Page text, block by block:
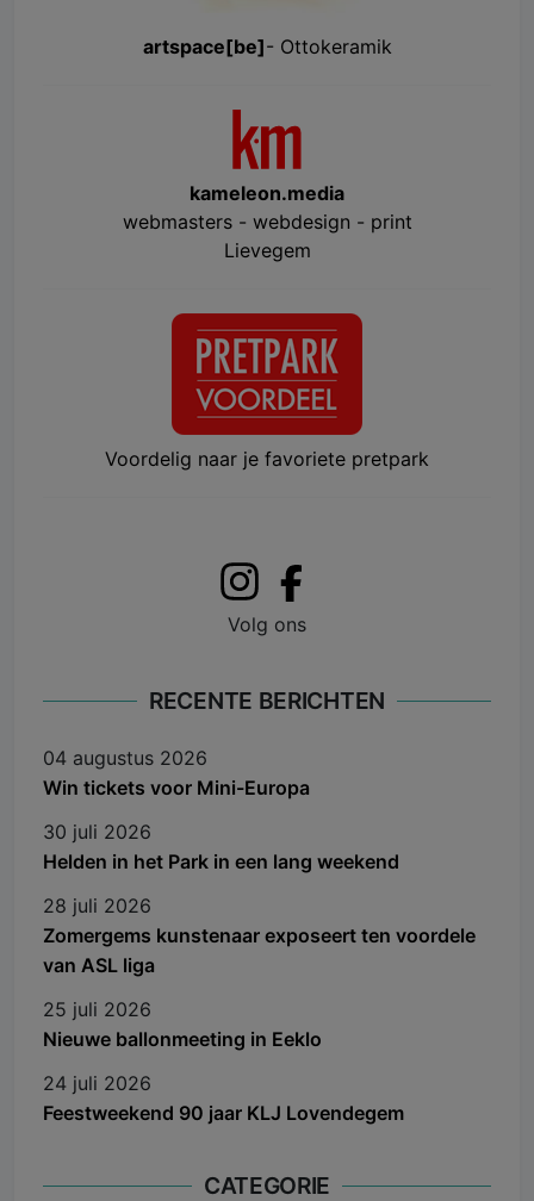
artspace[be]- Ottokeramik
kameleon.media
webmasters - webdesign - print
Lievegem
Voordelig naar je favoriete pretpark
Volg ons
RECENTE BERICHTEN
04 augustus 2026
Win tickets voor Mini-Europa
30 juli 2026
Helden in het Park in een lang weekend
28 juli 2026
Zomergems kunstenaar exposeert ten voordele
van ASL liga
25 juli 2026
Nieuwe ballonmeeting in Eeklo
24 juli 2026
Feestweekend 90 jaar KLJ Lovendegem
CATEGORIE